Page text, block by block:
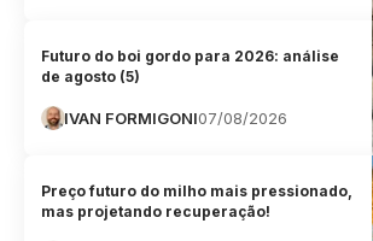
Futuro do boi gordo para 2026: análise
de agosto (5)
IVAN FORMIGONI07/08/2026
Preço futuro do milho mais pressionado,
mas projetando recuperação!